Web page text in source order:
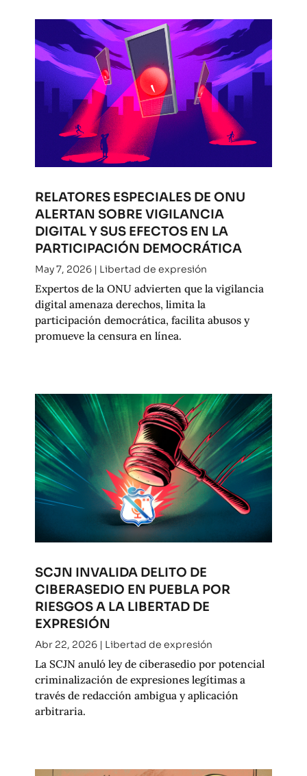
RELATORES ESPECIALES DE ONU
ALERTAN SOBRE VIGILANCIA
DIGITAL Y SUS EFECTOS EN LA
PARTICIPACIÓN DEMOCRÁTICA
May 7, 2026| Libertad de expresión
Expertos de la ONU advierten que la vigilancia
digital amenaza derechos, limita la
participación democrática, facilita abusos y
promueve la censura en línea.
SCJN INVALIDA DELITO DE
CIBERASEDIO EN PUEBLA POR
RIESGOS A LA LIBERTAD DE
EXPRESIÓN
Abr 22, 2026| Libertad de expresión
La SCJN anuló ley de ciberasedio por potencial
criminalización de expresiones legítimas a
través de redacción ambigua y aplicación
arbitraria.